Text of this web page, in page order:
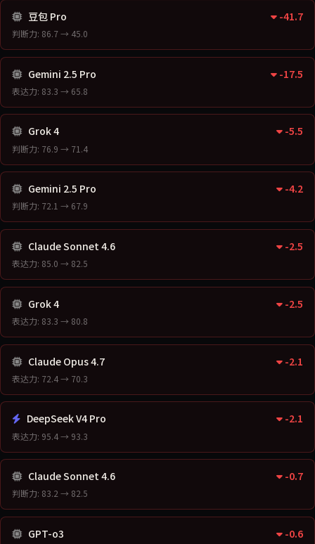
豆包 Pro -41.7
判断力: 86.7 → 45.0
Gemini 2.5 Pro -17.5
表达力: 83.3 → 65.8
Grok 4 -5.5
判断力: 76.9 → 71.4
Gemini 2.5 Pro -4.2
判断力: 72.1 → 67.9
Claude Sonnet 4.6 -2.5
表达力: 85.0 → 82.5
Grok 4 -2.5
表达力: 83.3 → 80.8
Claude Opus 4.7 -2.1
表达力: 72.4 → 70.3
DeepSeek V4 Pro -2.1
表达力: 95.4 → 93.3
Claude Sonnet 4.6 -0.7
判断力: 83.2 → 82.5
GPT-o3 -0.6